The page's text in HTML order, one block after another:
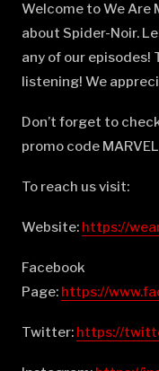
Welcome to We Are
about Spider-Noir.
any of our episodes!
listening! We
Don’t forget to
promo code MARVEL
To reach us visit:
Website: ⁠⁠⁠⁠⁠⁠⁠⁠⁠⁠⁠⁠⁠⁠⁠⁠⁠⁠⁠⁠⁠⁠⁠⁠⁠⁠⁠⁠⁠⁠⁠⁠⁠⁠⁠⁠⁠⁠⁠⁠⁠⁠⁠⁠⁠⁠⁠⁠⁠⁠⁠⁠⁠⁠⁠⁠⁠⁠⁠⁠⁠⁠⁠⁠https://
Facebook
Page: ⁠⁠⁠⁠⁠⁠⁠⁠⁠⁠⁠⁠⁠⁠⁠⁠⁠⁠⁠⁠⁠⁠⁠⁠⁠⁠⁠⁠⁠⁠⁠⁠⁠⁠⁠⁠⁠⁠⁠⁠⁠⁠⁠⁠⁠⁠⁠⁠⁠⁠⁠⁠⁠⁠⁠⁠⁠⁠⁠⁠⁠⁠⁠⁠https://
Twitter: ⁠⁠⁠⁠⁠⁠⁠⁠⁠⁠⁠⁠⁠⁠⁠⁠⁠⁠⁠⁠⁠⁠⁠⁠⁠⁠⁠⁠⁠⁠⁠⁠⁠⁠⁠⁠⁠⁠⁠⁠⁠⁠⁠⁠⁠⁠⁠⁠⁠⁠⁠⁠⁠⁠⁠⁠⁠⁠⁠⁠⁠⁠⁠⁠https://